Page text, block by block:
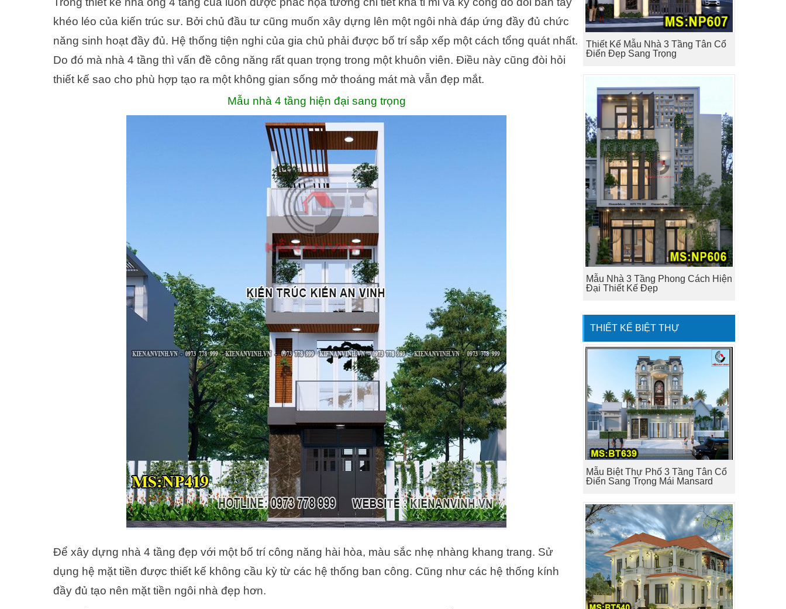
khéo léo của kiến trúc sư. Bởi chủ đầu tư cũng muốn xây dựng lên một ngôi nhà đáp ứng đầy đủ chức
năng sinh hoạt đầy đủ. Hệ thống tiện nghi của gia chủ phải được bố trí sắp xếp một cách tổng quát nhất.
Do đó mà nhà 4 tầng thì vấn đề công năng rất quan trọng trong một khuôn viên. Điều này cũng đòi hỏi
thiết kế sao cho phù hợp tạo ra một không gian sống mở thoáng mát mà vẫn đẹp mắt.
Mẫu nhà 4 tầng hiện đại sang trọng
Để xây dựng nhà 4 tầng đẹp với một bố trí công năng hài hòa, màu sắc nhẹ nhàng khang trang. Sử
dụng hệ mặt tiền được thiết kế không cầu kỳ từ các hệ thống ban công. Cũng như các hệ thống kính
đầy đủ tạo nên mặt tiền ngôi nhà đẹp hơn.
Thiết Kế Mẫu Nhà 3 Tầng Tân Cổ
Điển Đẹp Sang Trọng
Mẫu Nhà 3 Tầng Phong Cách Hiện
Đại Thiết Kế Đẹp
THIẾT KẾ BIỆT THỰ
Mẫu Biệt Thự Phố 3 Tầng Tân Cổ
Điển Sang Trọng Mái Mansard